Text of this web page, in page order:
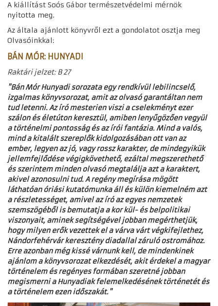
A kiállítást Soós Gábor természetvédelmi mérnök
nyitotta meg.
Az általa ajánlott könyvről ezt a gondolatot osztja meg
Olvasóinkkal:
BÁN MÓR: HUNYADI
Raktári jelzet: B 27
"Bán Mór Hunyadi sorozata egy rendkívül lebilincselő,
izgalmas könyvsorozat, amit az olvasó garantáltan nem
tud letenni. Az író mesterien viszi a cselekményt ezer
szálon és életúton keresztül, amiben lenyűgözően vegyül
a történelmi pontosság és az írói fantázia. Mind a valós,
mind a kitalált szereplők kidolgozásában ott van az
ember, legyen az jó, vagy rossz karakter, de mindegyikük
jellemfejlődése végigkövethető, ezáltal megszerethető
és szerintem minden olvasó megtalálja azt a karaktert,
akivel azonosulni tud. A regény megírása mögött
láthatóan óriási kutatómunka áll és külön kiemelném azt
a részletességet, amivel az író az egyes nemzetek
szemszögéből is bemutatja a kor kül- és belpolitikai
viszonyait, aminek segítségével jobban megérthetjük,
hogy milyen erők vezettek el a várva várt végkifejlethez,
Nándorfehérvár keresztény diadallal záruló ostromához.
Erre azonban még kissé várnunk kell, de mindenkinek
ajánlom a könyvsorozat elkezdését, akit érdekel a magyar
történelem és regényes formában szeretné jobban
megismerni a Hunyadiak felemelkedésének történetét és
a történelem ezen időszakát."